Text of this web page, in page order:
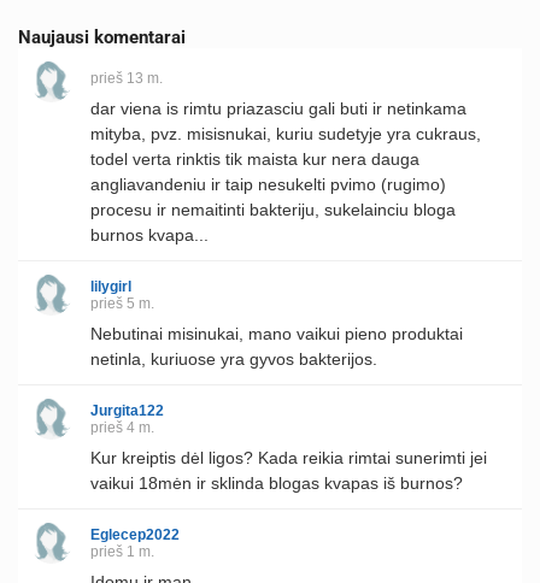
Naujausi komentarai
prieš 13 m.
dar viena is rimtu priazasciu gali buti ir netinkama
mityba, pvz. misisnukai, kuriu sudetyje yra cukraus,
todel verta rinktis tik maista kur nera dauga
angliavandeniu ir taip nesukelti pvimo (rugimo)
procesu ir nemaitinti bakteriju, sukelainciu bloga
burnos kvapa...
lilygirl
prieš 5 m.
Nebutinai misinukai, mano vaikui pieno produktai
netinla, kuriuose yra gyvos bakterijos.
Jurgita122
prieš 4 m.
Kur kreiptis dėl ligos? Kada reikia rimtai sunerimti jei
vaikui 18mėn ir sklinda blogas kvapas iš burnos?
Eglecep2022
prieš 1 m.